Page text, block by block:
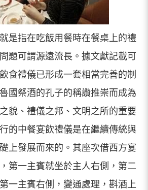
是指在吃飯用餐時在餐桌上的禮
題可謂源遠流長。據文獻記載可
食禮儀已形成一套相當完善的制
國祭酒的孔子的稱讚推崇而成為
貌、禮儀之邦、文明之所的重要
的中餐宴飲禮儀是在繼續傳統與
上發展而來的。其座次借西方宴
第一主賓就坐於主人右側，第二
一主賓右側，變通處理，斟酒上